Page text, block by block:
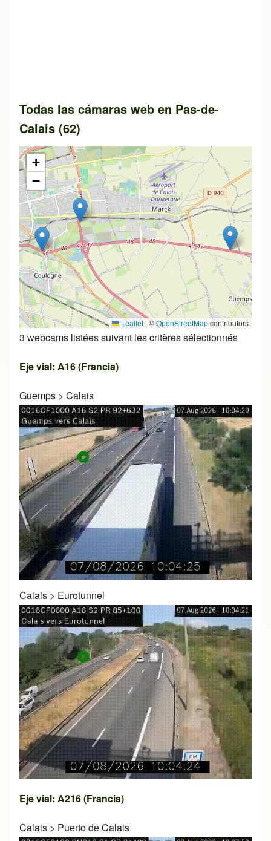
Todas las cámaras web en Pas-de-
Calais (62)
+
−
Leaflet|©OpenStreetMapcontributors
3 webcams listées suivant les critères sélectionnés
Eje vial: A16 (Francia)
Guemps > Calais
Calais > Eurotunnel
Eje vial: A216 (Francia)
Calais > Puerto de Calais